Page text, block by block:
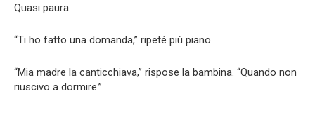
Quasi paura.
“Ti ho fatto una domanda,” ripeté più piano.
“Mia madre la canticchiava,” rispose la bambina. “Quando non
riuscivo a dormire.”